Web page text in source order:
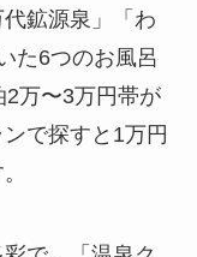
鉱源泉」「わ
た6つのお風呂
2万〜3万円帯が
で探すと1万円